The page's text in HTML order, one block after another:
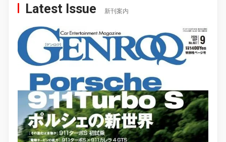
Latest Issue 新刊案内